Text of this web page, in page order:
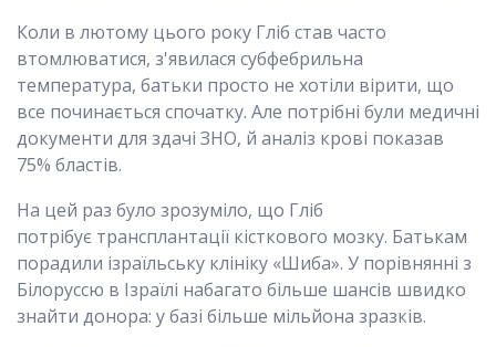
Коли в лютому цього року Гліб став часто
втомлюватися, з'явилася субфебрильна
температура, батьки просто не хотіли вірити, що
все починається спочатку. Але потрібні були медичні
документи для здачі ЗНО, й аналіз крові показав
75% бластів.
На цей раз було зрозуміло, що Гліб
потрібує трансплантації кісткового мозку. Батькам
порадили ізраїльську клініку «Шиба». У порівнянні з
Білоруссю в Ізраїлі набагато більше шансів швидко
знайти донора: у базі більше мільйона зразків.